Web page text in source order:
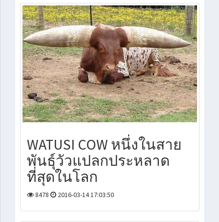
WATUSI COW หนึ่งในสาย
พันธุ์วัวแปลกประหลาด
ที่สุดในโลก
8478 2016-03-14 17:03:50